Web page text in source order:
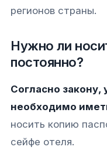
регионов страны.
Нужно ли
постоянно?
Согласно закону,
необходимо
носить копию
сейфе отеля.